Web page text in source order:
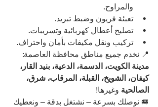
والمراوح.
تعبئة فريون وضبط تبريد.
تصليح أعطال كهربائية وتسريبات.
تركيب ونقل مكيفات بأمان واحتراف.
📍 نخدم جميع مناطق محافظة العاصمة:
مدينة الكويت، الدسمة، الدعية، بنيد القار،
كيفان، الشويخ، القبلة، المرقاب، شرق،
الصالحية وغيرها!
🚐 نوصلك بسرعة – نشتغل بدقة – ونعطيك